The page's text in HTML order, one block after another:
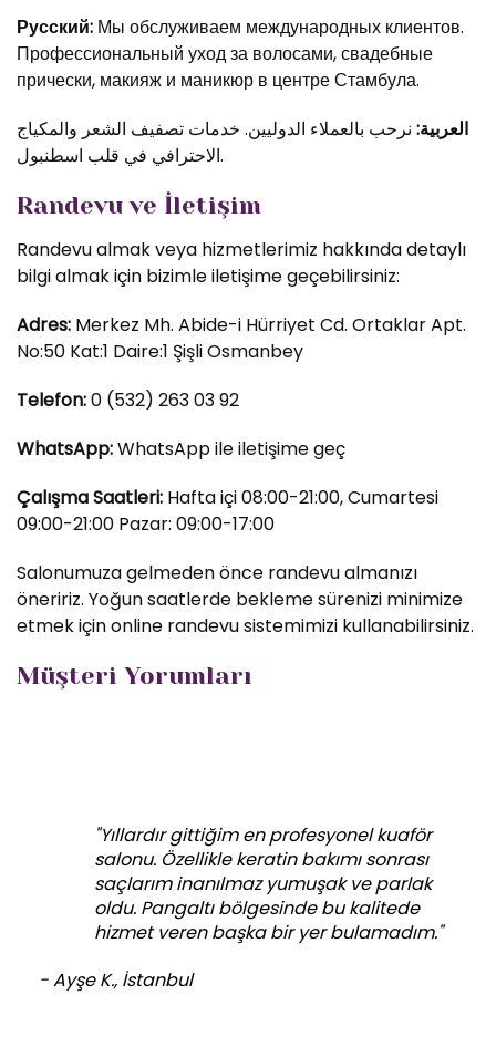
Русский: Мы обслуживаем международных клиентов.
Профессиональный уход за волосами, свадебные
прически, макияж и маникюр в центре Стамбула.
العربية: نرحب بالعملاء الدوليين. خدمات تصفيف الشعر والمكياج
الاحترافي في قلب اسطنبول.
Randevu ve İletişim
Randevu almak veya hizmetlerimiz hakkında detaylı
bilgi almak için bizimle iletişime geçebilirsiniz:
Adres: Merkez Mh. Abide-i Hürriyet Cd. Ortaklar Apt.
No:50 Kat:1 Daire:1 Şişli Osmanbey
Telefon:0 (532) 263 03 92
WhatsApp:WhatsApp ile iletişime geç
Çalışma Saatleri: Hafta içi 08:00-21:00, Cumartesi
09:00-21:00 Pazar: 09:00-17:00
Salonumuza gelmeden önce randevu almanızı
öneririz. Yoğun saatlerde bekleme sürenizi minimize
etmek için online randevu sistemimizi kullanabilirsiniz.
Müşteri Yorumları
"Yıllardır gittiğim en profesyonel kuaför
salonu. Özellikle keratin bakımı sonrası
saçlarım inanılmaz yumuşak ve parlak
oldu. Pangaltı bölgesinde bu kalitede
hizmet veren başka bir yer bulamadım."
- Ayşe K., İstanbul